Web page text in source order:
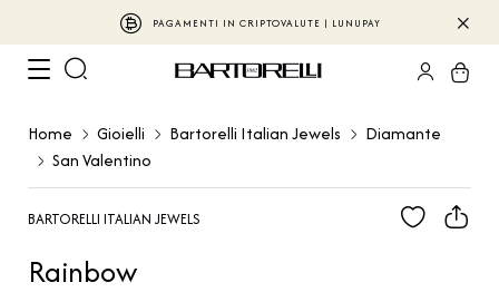
PAGAMENTI IN CRIPTOVALUTE | LUNUPAY
Home Gioielli Bartorelli Italian Jewels
Diamante
San Valentino
BARTORELLI ITALIAN JEWELS
Rainbow